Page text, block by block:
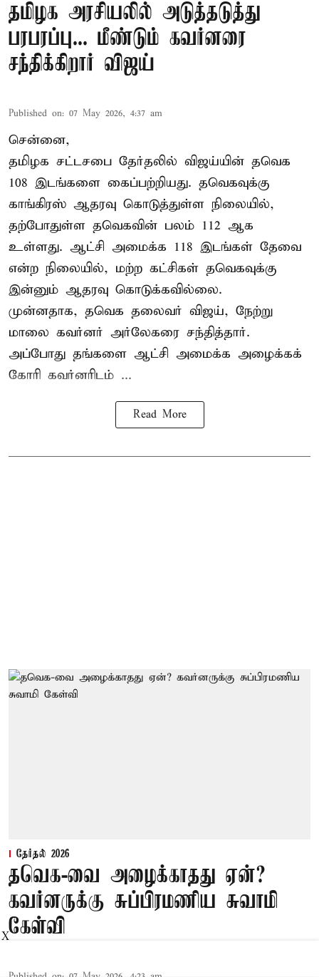
தமிழக அரசியலில் அடுத்தடுத்து
பரபரப்பு... மீண்டும் கவர்னரை
சந்திக்கிறார் விஜய்
Published on: 07 May 2026, 4:37 am
சென்னை,
தமிழக சட்டசபை தேர்தலில் விஜய்யின் தவெக
108 இடங்களை கைப்பற்றியது. தவெகவுக்கு
காங்கிரஸ் ஆதரவு கொடுத்துள்ள நிலையில்,
தற்போதுள்ள தவெகவின் பலம் 112 ஆக
உள்ளது. ஆட்சி அமைக்க 118 இடங்கள் தேவை
என்ற நிலையில், மற்ற கட்சிகள் தவெகவுக்கு
இன்னும் ஆதரவு கொடுக்கவில்லை.
முன்னதாக, தவெக தலைவர் விஜய், நேற்று
மாலை கவர்னர் அர்லேகரை சந்தித்தார்.
அப்போது தங்களை ஆட்சி அமைக்க அழைக்கக்
கோரி கவர்னரிடம் ...
Read More
தேர்தல் 2026
தவெக-வை அழைக்காதது ஏன்?
கவர்னருக்கு சுப்பிரமணிய சுவாமி
கேள்வி
X